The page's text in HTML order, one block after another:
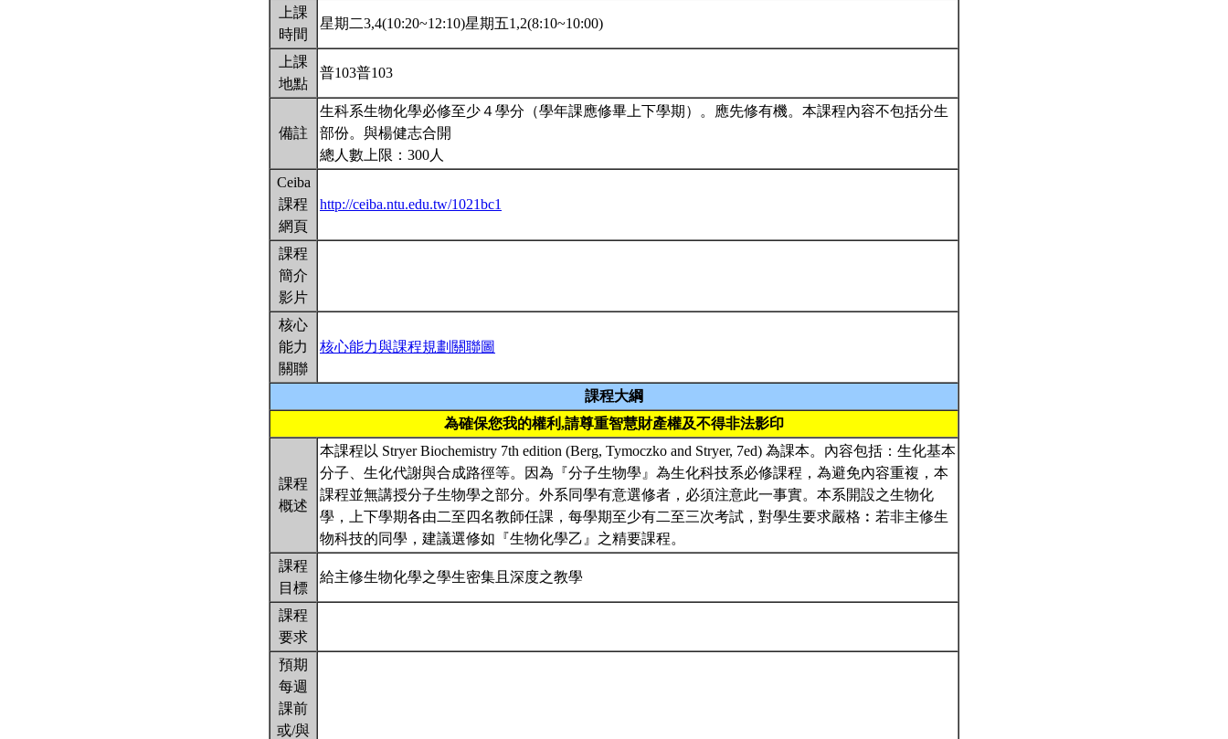
上課
時間
星期二3,4(10:20~12:10)星期五1,2(8:10~10:00)
上課
地點
普103普103
備註
生科系生物化學必修至少４學分（學年課應修畢上下學期）。應先修有機。本課程內容不包括分生
部份。與楊健志合開
總人數上限：300人
Ceiba
課程
網頁
http://ceiba.ntu.edu.tw/1021bc1
課程
簡介
影片
核心
能力
關聯
核心能力與課程規劃關聯圖
課程大綱
為確保您我的權利,請尊重智慧財產權及不得非法影印
課程
概述
本課程以 Stryer Biochemistry 7th edition (Berg, Tymoczko and Stryer, 7ed) 為課本。內容包括：生化基本
分子、生化代謝與合成路徑等。因為『分子生物學』為生化科技系必修課程，為避免內容重複，本
課程並無講授分子生物學之部分。外系同學有意選修者，必須注意此一事實。本系開設之生物化
學，上下學期各由二至四名教師任課，每學期至少有二至三次考試，對學生要求嚴格︰若非主修生
物科技的同學，建議選修如『生物化學乙』之精要課程。
課程
目標
給主修生物化學之學生密集且深度之教學
課程
要求
預期
每週
課前
或/與